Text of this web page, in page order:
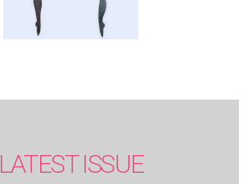
LATEST ISSUE